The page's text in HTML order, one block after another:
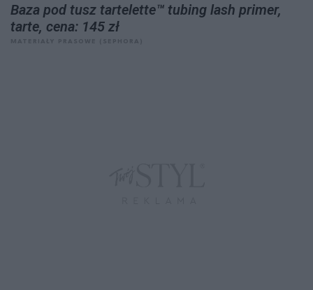
Baza pod tusz tartelette™ tubing lash primer,
tarte, cena: 145 zł